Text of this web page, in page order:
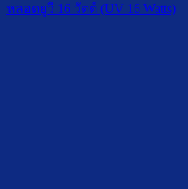
หลอดยูวี 16 วัตต์ (UV 16 Watts)